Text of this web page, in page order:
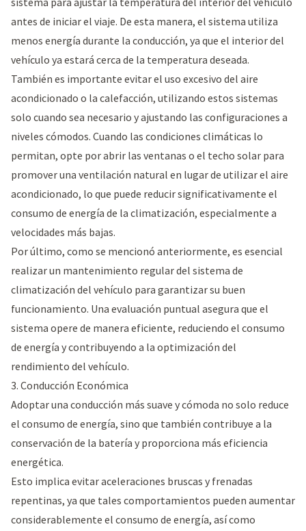
antes de iniciar el viaje. De esta manera, el sistema utiliza
menos energía durante la conducción, ya que el interior del
vehículo ya estará cerca de la temperatura deseada.
También es importante evitar el uso excesivo del aire
acondicionado o la calefacción, utilizando estos sistemas
solo cuando sea necesario y ajustando las configuraciones a
niveles cómodos. Cuando las condiciones climáticas lo
permitan, opte por abrir las ventanas o el techo solar para
promover una ventilación natural en lugar de utilizar el aire
acondicionado, lo que puede reducir significativamente el
consumo de energía de la climatización, especialmente a
velocidades más bajas.
Por último, como se mencionó anteriormente, es esencial
realizar un mantenimiento regular del sistema de
climatización del vehículo para garantizar su buen
funcionamiento. Una evaluación puntual asegura que el
sistema opere de manera eficiente, reduciendo el consumo
de energía y contribuyendo a la optimización del
rendimiento del vehículo.
3. Conducción Económica
Adoptar una conducción más suave y cómoda no solo reduce
el consumo de energía, sino que también contribuye a la
conservación de la batería y proporciona más eficiencia
energética.
Esto implica evitar aceleraciones bruscas y frenadas
repentinas, ya que tales comportamientos pueden aumentar
considerablemente el consumo de energía, así como